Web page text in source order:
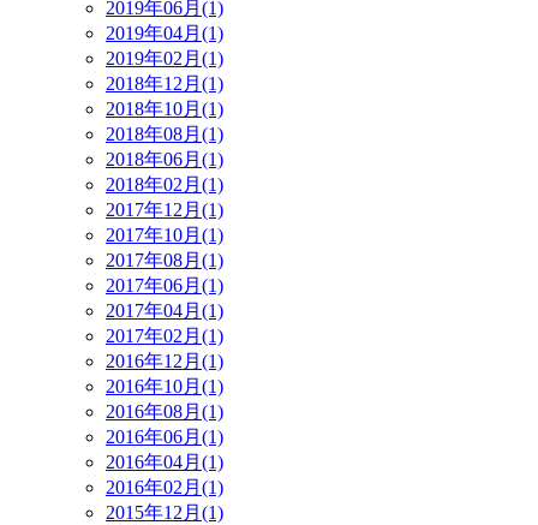
2019年06月(1)
2019年04月(1)
2019年02月(1)
2018年12月(1)
2018年10月(1)
2018年08月(1)
2018年06月(1)
2018年02月(1)
2017年12月(1)
2017年10月(1)
2017年08月(1)
2017年06月(1)
2017年04月(1)
2017年02月(1)
2016年12月(1)
2016年10月(1)
2016年08月(1)
2016年06月(1)
2016年04月(1)
2016年02月(1)
2015年12月(1)